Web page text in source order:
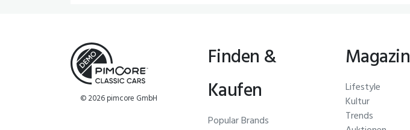
© 2026 pimcore GmbH
Finden &
Kaufen
Popular Brands
Magazin
Lifestyle
Kultur
Trends